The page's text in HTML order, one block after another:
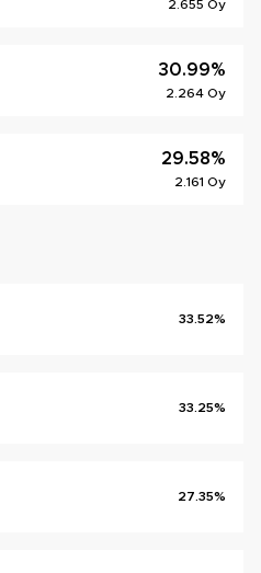
2.655 Oy
30.99%
2.264 Oy
29.58%
2.161 Oy
33.52%
33.25%
27.35%